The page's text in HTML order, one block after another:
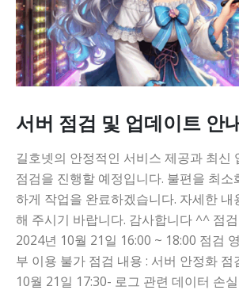
서버 점검 및 업데이트 안
길호넷의 안정적인 서비스 제공과 최신
점검을 진행할 예정입니다. 불편을 최소
하게 작업을 완료하겠습니다. 자세한 내
해 주시기 바랍니다. 감사합니다 ^^ 점
2024년 10월 21일 16:00 ~ 18:00 점검
부 이용 불가 점검 내용 : 서버 안정화 점
10월 21일 17:30- 로그 관련 데이터 손